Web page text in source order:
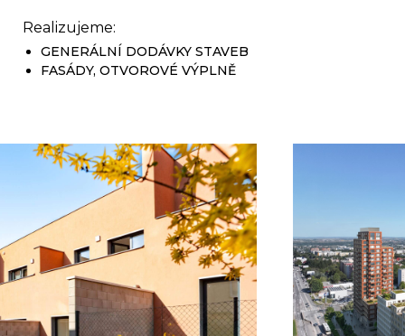
Realizujeme:
GENERÁLNÍ DODÁVKY STAVEB
FASÁDY, OTVOROVÉ VÝPLNĚ